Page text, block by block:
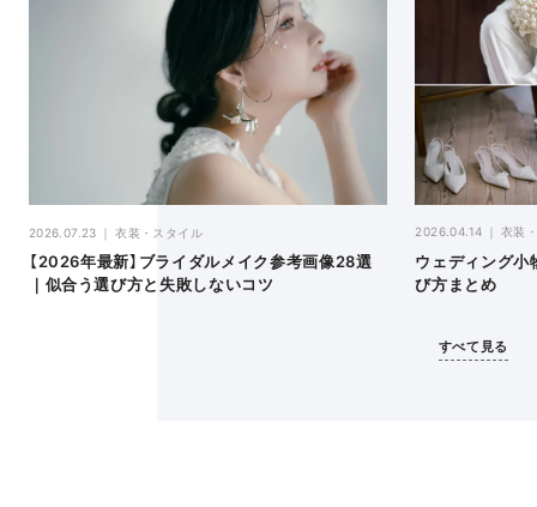
2026.07.23 衣装・スタイル
【2026年最新】ブライダルメイク参考画像28選
｜似合う選び方と失敗しないコツ
2026.04.14 衣装
ウェディング小
び方まとめ
すべて見る